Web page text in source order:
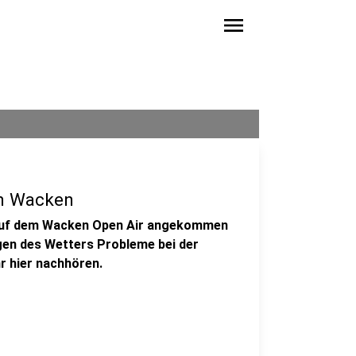
menu
Wacken
dem Wacken Open Air angekommen
des Wetters Probleme bei der
hier nachhören.